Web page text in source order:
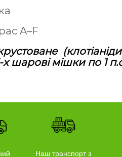
A–F
шарові мішки по 1
Наш транспорт з